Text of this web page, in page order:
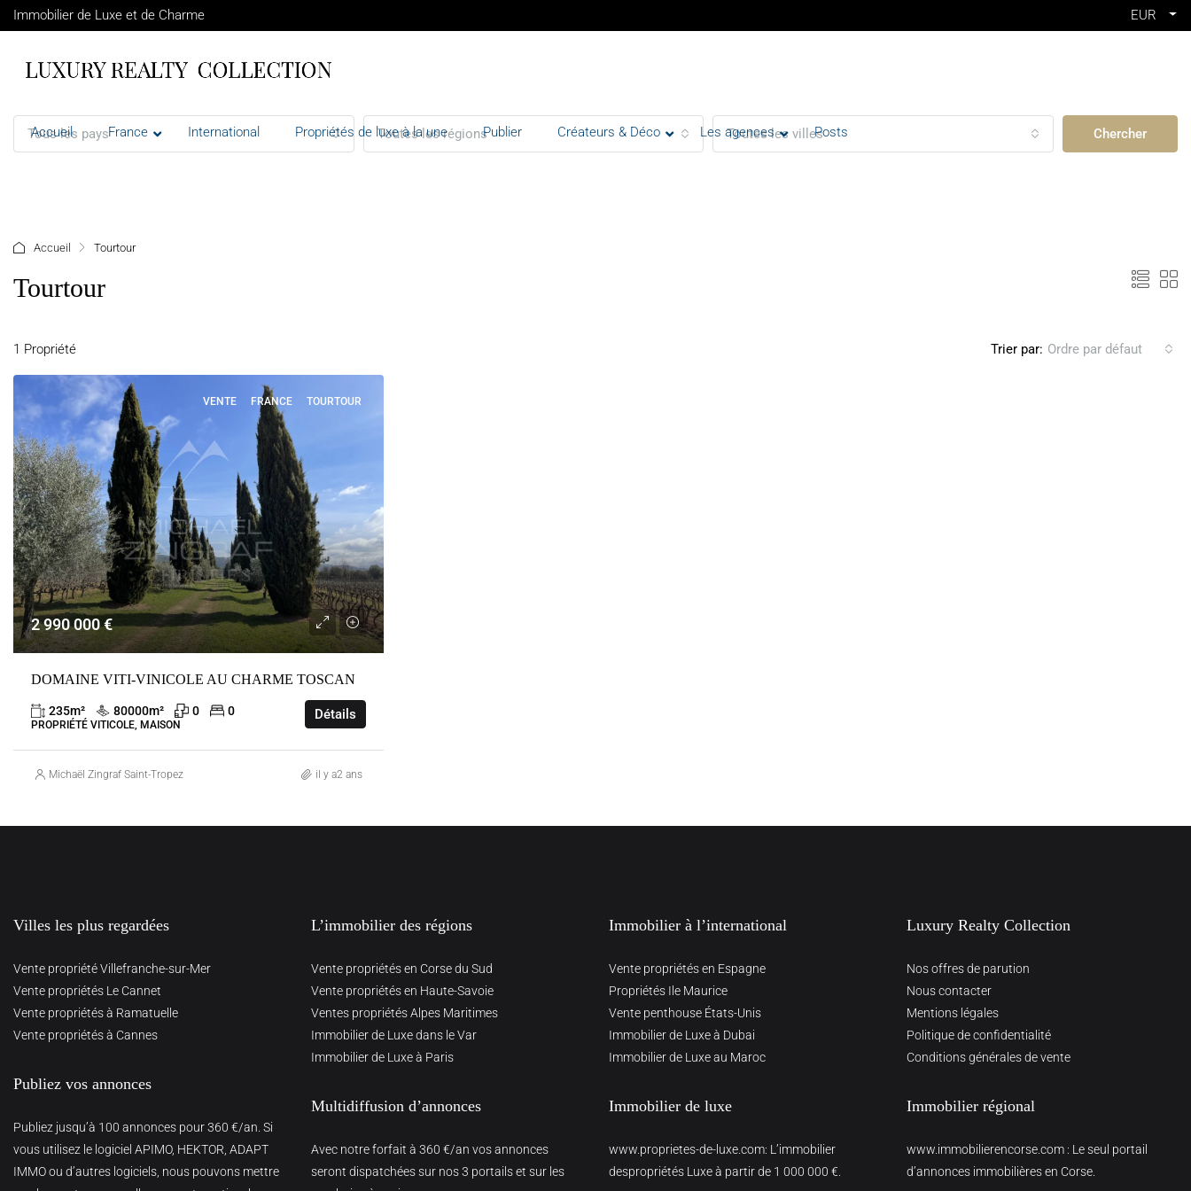
Immobilier de Luxe et de Charme EUR
Accueil France International Propriétés de luxe à la une Publier Créateurs & Déco Les agences Posts
Tous les pays Toutes les régions Toutes les villes Chercher
Accueil Tourtour
Tourtour
1 Propriété Trier par: Ordre par défaut
VENTE FRANCE TOURTOUR
2 990 000 €
DOMAINE VITI-VINICOLE AU CHARME TOSCAN
235m² 80000m² 0 0
PROPRIÉTÉ VITICOLE, MAISON
Détails
Michaël Zingraf Saint-Tropez il y a2 ans
Villes les plus regardées
Vente propriété Villefranche-sur-Mer
Vente propriétés Le Cannet
Vente propriétés à Ramatuelle
Vente propriétés à Cannes
Publiez vos annonces
Publiez jusqu’à 100 annonces pour 360 €/an. Si
vous utilisez le logiciel APIMO, HEKTOR, ADAPT
IMMO ou d’autres logiciels, nous pouvons mettre
L’immobilier des régions
Vente propriétés en Corse du Sud
Vente propriétés en Haute-Savoie
Ventes propriétés Alpes Maritimes
Immobilier de Luxe dans le Var
Immobilier de Luxe à Paris
Multidiffusion d’annonces
Avec notre forfait à 360 €/an vos annonces
seront dispatchées sur nos 3 portails et sur les
Immobilier à l’international
Vente propriétés en Espagne
Propriétés Ile Maurice
Vente penthouse États-Unis
Immobilier de Luxe à Dubai
Immobilier de Luxe au Maroc
Immobilier de luxe
www.proprietes-de-luxe.com: L’immobilier
despropriétés Luxe à partir de 1 000 000 €.
Luxury Realty Collection
Nos offres de parution
Nous contacter
Mentions légales
Politique de confidentialité
Conditions générales de vente
Immobilier régional
www.immobilierencorse.com : Le seul portail
d’annonces immobilières en Corse.